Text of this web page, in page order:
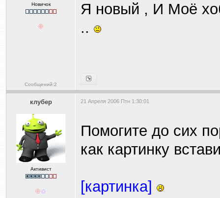
Новичок
Сообщений:2
Я новый , И Моё
..
клубер
Активист
21 Апреля 2006 Птн 1:30:01
Помогите до сих
как картинку
[картинка]